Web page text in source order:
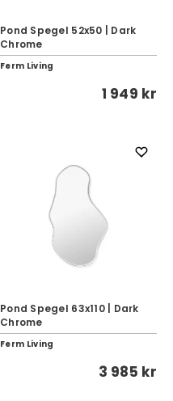
Pond Spegel 52x50 | Dark
Chrome
Ferm Living
1 949 kr
Pond Spegel 63x110 | Dark
Chrome
Ferm Living
3 985 kr